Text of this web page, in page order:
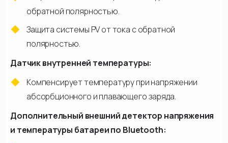
обратной полярностью.
Защита системы PV от тока с обратной
полярностью.
Датчик внутренней температуры:
Компенсирует температуру при напряжении
абсорбционного и плавающего заряда.
Дополнительный внешний детектор напряжения
и температуры батареи по Bluetooth: